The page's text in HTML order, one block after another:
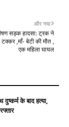
और नया
सड़क हादसा: ट्रक ने
टक्कर ,माँ- बेटी की मौत ,
एक महिला घायल
के बाद हत्या,